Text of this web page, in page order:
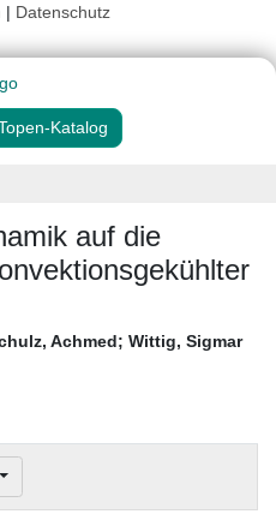
| Datenschutz
Katalog
auf die
Achmed; Wittig, Sigmar